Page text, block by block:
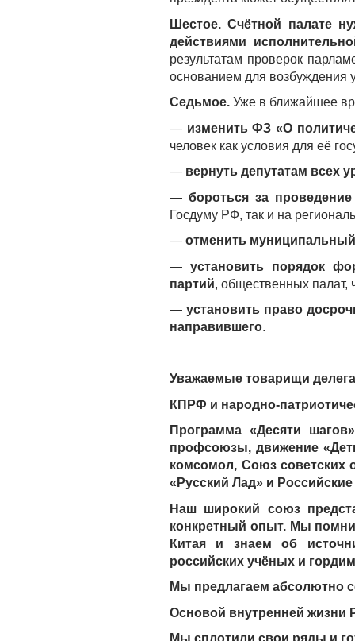
Шестое. Счётной палате
действиями
результатам проверок
основанием для возбуждения
Седьмое. Уже в ближайшее
— изменить ФЗ «О
человек как условия для её
— вернуть депутатам всех
—бороться за
Госдуму РФ, так и на
—отменить
—установить
порядок
партий, общественных палат,
—установить право
направившего.
Уважаемые товарищи
КПРФ и народно-
Программа «Десяти
профсоюзы, движение
комсомол, Союз
«Русский Лад» и
Наш широкий союз
конкретный опыт. Мы
Китая и знаем об
российских учёных и
Мы предлагаем абсолютно
Основой внутренней жизни
Мы сплотили свои ряды и